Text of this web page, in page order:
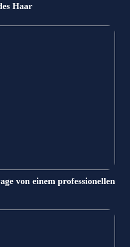
Haar
von einem professionellen